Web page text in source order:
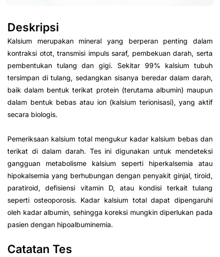
Deskripsi
Kalsium merupakan mineral yang berperan penting dalam
kontraksi otot, transmisi impuls saraf, pembekuan darah, serta
pembentukan tulang dan gigi. Sekitar 99% kalsium tubuh
tersimpan di tulang, sedangkan sisanya beredar dalam darah,
baik dalam bentuk terikat protein (terutama albumin) maupun
dalam bentuk bebas atau ion (kalsium terionisasi), yang aktif
secara biologis.
Pemeriksaan kalsium total mengukur kadar kalsium bebas dan
terikat di dalam darah. Tes ini digunakan untuk mendeteksi
gangguan metabolisme kalsium seperti hiperkalsemia atau
hipokalsemia yang berhubungan dengan penyakit ginjal, tiroid,
paratiroid, defisiensi vitamin D, atau kondisi terkait tulang
seperti osteoporosis. Kadar kalsium total dapat dipengaruhi
oleh kadar albumin, sehingga koreksi mungkin diperlukan pada
pasien dengan hipoalbuminemia.
Catatan Tes